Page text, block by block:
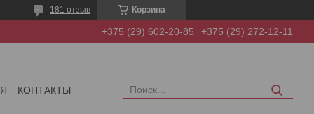
Корзина
181 отзыв
+375 (29) 602-20-85 +375 (29) 272-12-11
КОНТАКТЫ